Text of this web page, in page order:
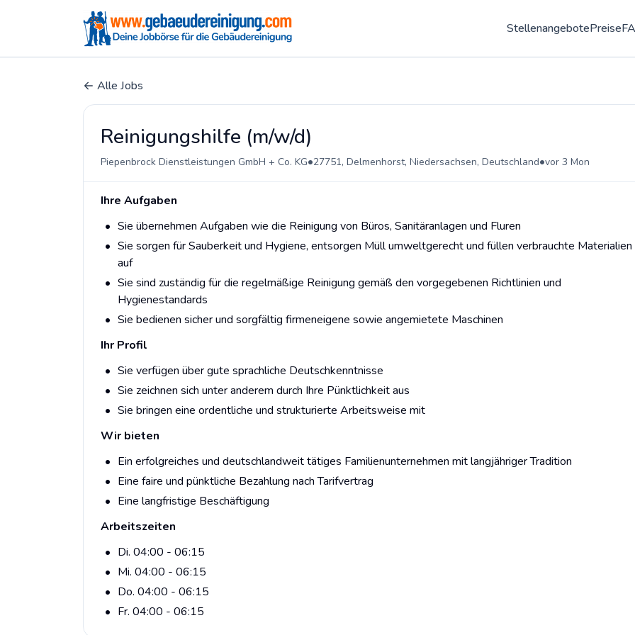
StellenangebotePreise
Alle Jobs
Reinigungshilfe (m/w/d)
Piepenbrock Dienstleistungen GmbH + Co. KG•27751, Delmenhorst, Niedersachsen, Deutschland•vor 3 Mon
Ihre Aufgaben
Sie übernehmen Aufgaben wie die Reinigung von Büros, Sanitäranlagen und Fluren
Sie sorgen für Sauberkeit und Hygiene, entsorgen Müll umweltgerecht und füllen verbrauchte Materialien
auf
Sie sind zuständig für die regelmäßige Reinigung gemäß den vorgegebenen Richtlinien und
Hygienestandards
Sie bedienen sicher und sorgfältig firmeneigene sowie angemietete Maschinen
Ihr Profil
Sie verfügen über gute sprachliche Deutschkenntnisse
Sie zeichnen sich unter anderem durch Ihre Pünktlichkeit aus
Sie bringen eine ordentliche und strukturierte Arbeitsweise mit
Wir bieten
Ein erfolgreiches und deutschlandweit tätiges Familienunternehmen mit langjähriger Tradition
Eine faire und pünktliche Bezahlung nach Tarifvertrag
Eine langfristige Beschäftigung
Arbeitszeiten
Di. 04:00 - 06:15
Mi. 04:00 - 06:15
Do. 04:00 - 06:15
Fr. 04:00 - 06:15